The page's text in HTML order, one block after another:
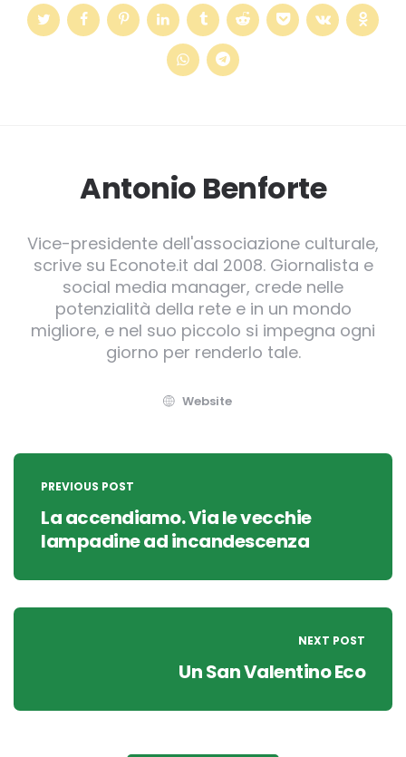
Antonio Benforte
Vice-presidente dell'associazione culturale,
scrive su Econote.it dal 2008. Giornalista e
social media manager, crede nelle
potenzialità della rete e in un mondo
migliore, e nel suo piccolo si impegna ogni
giorno per renderlo tale.
Website
Post
navigation
PREVIOUS POST
La accendiamo. Via le vecchie
lampadine ad incandescenza
NEXT POST
Un San Valentino Eco